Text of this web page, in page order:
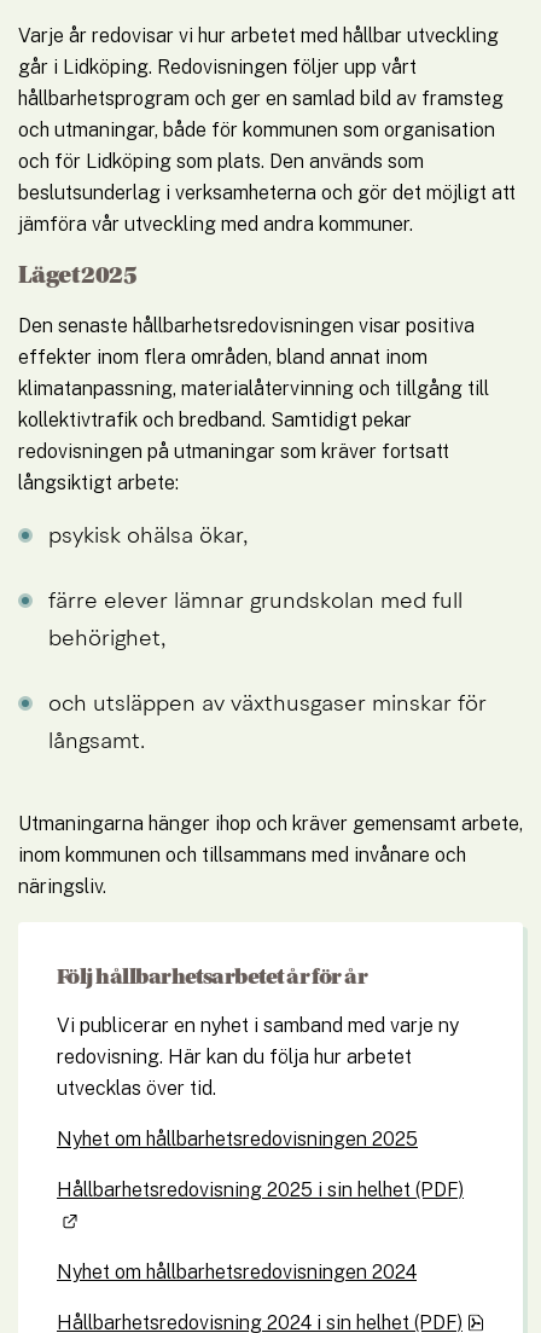
Varje år redovisar vi hur arbetet med hållbar utveckling
går i Lidköping. Redovisningen följer upp vårt
hållbarhetsprogram och ger en samlad bild av framsteg
och utmaningar, både för kommunen som organisation
och för Lidköping som plats. Den används som
beslutsunderlag i verksamheterna och gör det möjligt att
jämföra vår utveckling med andra kommuner.
Läget 2025
Den senaste hållbarhetsredovisningen visar positiva
effekter inom flera områden, bland annat inom
klimatanpassning, materialåtervinning och tillgång till
kollektivtrafik och bredband. Samtidigt pekar
redovisningen på utmaningar som kräver fortsatt
långsiktigt arbete:
psykisk ohälsa ökar,
färre elever lämnar grundskolan med full
behörighet,
och utsläppen av växthusgaser minskar för
långsamt.
Utmaningarna hänger ihop och kräver gemensamt arbete,
inom kommunen och tillsammans med invånare och
näringsliv.
Följ hållbarhetsarbetet år för år
Vi publicerar en nyhet i samband med varje ny
redovisning. Här kan du följa hur arbetet
utvecklas över tid.
Nyhet om hållbarhetsredovisningen 2025
Hållbarhetsredovisning 2025 i sin helhet (PDF)
Nyhet om hållbarhetsredovisningen 2024
Hållbarhetsredovisning 2024 i sin helhet (PDF)